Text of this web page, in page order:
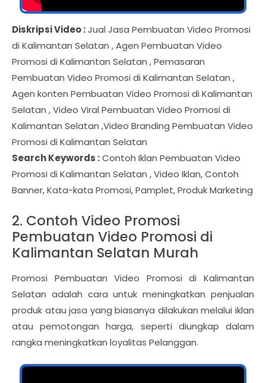
Diskripsi Video :Jual Jasa Pembuatan Video Promosi
di Kalimantan Selatan , Agen Pembuatan Video
Promosi di Kalimantan Selatan , Pemasaran
Pembuatan Video Promosi di Kalimantan Selatan ,
Agen konten Pembuatan Video Promosi di Kalimantan
Selatan , Video Viral Pembuatan Video Promosi di
Kalimantan Selatan ,Video Branding Pembuatan Video
Promosi di Kalimantan Selatan
Search Keywords :Contoh Iklan Pembuatan Video
Promosi di Kalimantan Selatan , Video Iklan, Contoh
Banner, Kata-kata Promosi, Pamplet, Produk Marketing
2. Contoh Video Promosi
Pembuatan Video Promosi di
Kalimantan Selatan Murah
Promosi Pembuatan Video Promosi di Kalimantan
Selatan adalah cara untuk meningkatkan penjualan
produk atau jasa yang biasanya dilakukan melalui iklan
atau pemotongan harga, seperti diungkap dalam
rangka meningkatkan loyalitas Pelanggan.